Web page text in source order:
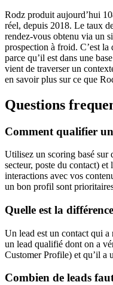
Rodz produit aujourd’hui
réel, depuis 2018. Le taux
rendez-vous obtenu via un
prospection à froid. C’est la
parce qu’il est dans une
vient de traverser un
en savoir plus sur ce que
Questions
Comment qualifier
Utilisez un scoring basé sur
secteur, poste du contact)
interactions avec vos
un bon profil sont
Quelle est la
Un lead est un contact qui
un lead qualifié dont on a
Customer Profile) et qu’il a
Combien de leads